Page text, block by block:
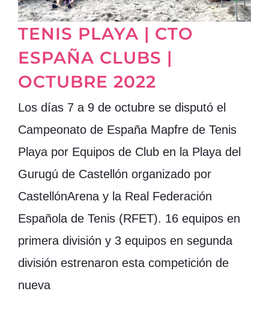
TENIS PLAYA | CTO
ESPAÑA CLUBS |
OCTUBRE 2022
Los días 7 a 9 de octubre se disputó el
Campeonato de España Mapfre de Tenis
Playa por Equipos de Club en la Playa del
Gurugú de Castellón organizado por
CastellónArena y la Real Federación
Española de Tenis (RFET). 16 equipos en
primera división y 3 equipos en segunda
división estrenaron esta competición de
nueva